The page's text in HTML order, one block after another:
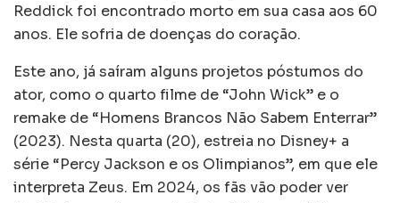
Reddick foi encontrado morto em sua casa aos 60
anos. Ele sofria de doenças do coração.
Este ano, já saíram alguns projetos póstumos do
ator, como o quarto filme de “John Wick” e o
remake de “Homens Brancos Não Sabem Enterrar”
(2023). Nesta quarta (20), estreia no Disney+ a
série “Percy Jackson e os Olimpianos”, em que ele
interpreta Zeus. Em 2024, os fãs vão poder ver